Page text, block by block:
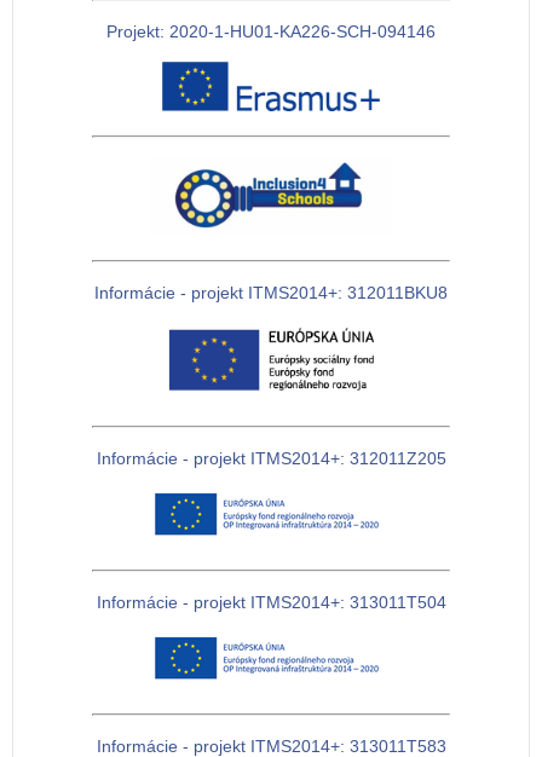
Projekt: 2020-1-HU01-KA226-SCH-094146
Informácie - projekt ITMS2014+: 312011BKU8
Informácie - projekt ITMS2014+: 312011Z205
Informácie - projekt ITMS2014+: 313011T504
Informácie - projekt ITMS2014+: 313011T583